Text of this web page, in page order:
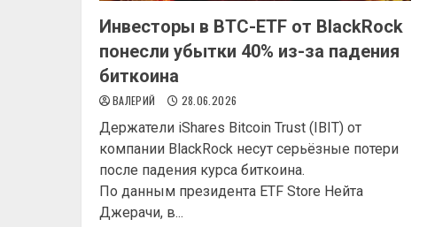
Инвесторы в BTC-ETF от BlackRock
понесли убытки 40% из-за падения
биткоина
ВАЛЕРИЙ 28.06.2026
Держатели iShares Bitcoin Trust (IBIT) от
компании BlackRock несут серьёзные потери
после падения курса биткоина.
По данным президента ETF Store Нейта
Джерачи, в...